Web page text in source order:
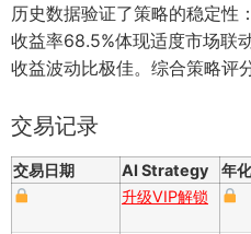
历史数据验证了策略的稳定性
收益率68.5%体现适度市场联
收益波动比极佳。综合策略评
交易记录
交易日期 AI Strategy 年
升级VIP解锁